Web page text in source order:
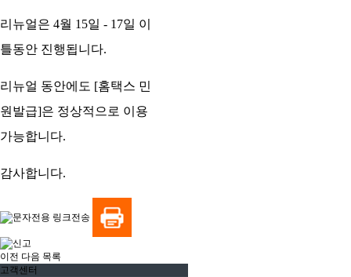
리뉴얼은 4월 15일 - 17일 이
틀동안 진행됩니다.
리뉴얼 동안에도 [홈택스 민
원발급]은 정상적으로 이용
가능합니다.
감사합니다.
이전 다음 목록
고객센터